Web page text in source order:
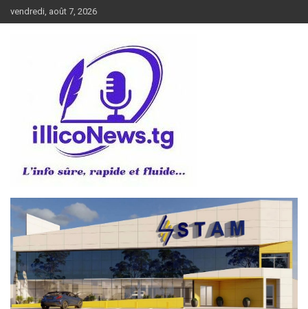
au
vendredi, août 7, 2026
illiconews